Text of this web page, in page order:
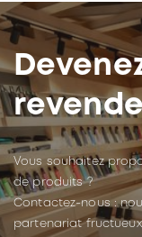
Vous souhaitez
de produits ?
Contactez-nous :
partenariat fructueux